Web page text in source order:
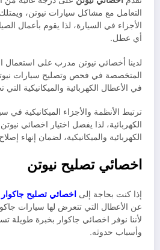
التعامل مع مشاكل سيارات نيوتن، ويمتلك
الأجزاء في السيارة، لذا يقوم بأعمال
أي عطل.
لدينا أخصائي نيوتن مدرب على استعمال
المتخصصة في فحص وتصليح سيارات
في الأعطال الكهربائية والميكانيكية
ترتبط الأنظمة والأجزاء الميكانيكية في
الكهربائية، لذا يفضل اختيار اخصائي
الكهربائية والميكانيكية، لضمان إنهاء
اخصائي تصليح نيوتن
إذا كنت بحاجة إلى اخصائي تصليح جاكوار
عن الأعطال التي تتعرض لها سيارات
لأننا نوفر اخصائي جاكوار بخبرة طويلة
وأسباب حدوثه.